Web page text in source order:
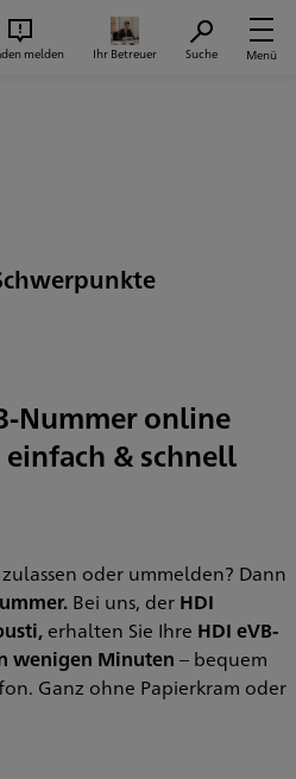
melden Ihr Betreuer Suche Menü
Nummer online
& schnell
oder ummelden? Dann
Bei uns, der HDI
erhalten Sie Ihre HDI eVB-
wenigen Minuten – bequem
Ganz ohne Papierkram oder